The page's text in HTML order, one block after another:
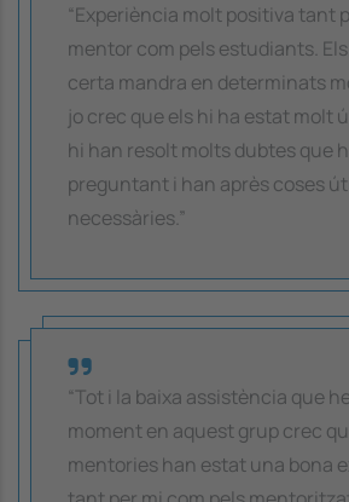
“Experiència molt positiva tant
mentor com pels estudiants.
certa mandra en determinats
jo crec que els hi ha estat molt
hi han resolt molts dubtes que
preguntant i han après coses
necessàries.”
“Tot i la baixa assistència que
moment en aquest grup crec
mentories han estat una bona